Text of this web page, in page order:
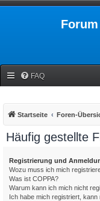
FAQ
Startseite Foren-
Häufig gestellte
Registrierung und
Wozu muss ich mich
Was ist COPPA?
Warum kann ich mich nicht
Ich habe mich registriert, kann